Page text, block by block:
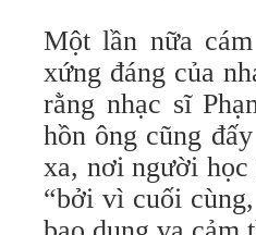
Một lần nữa
xứng đáng của
rằng nhạc sĩ
hồn ông cũng
xa, nơi người
“bởi vì cuối